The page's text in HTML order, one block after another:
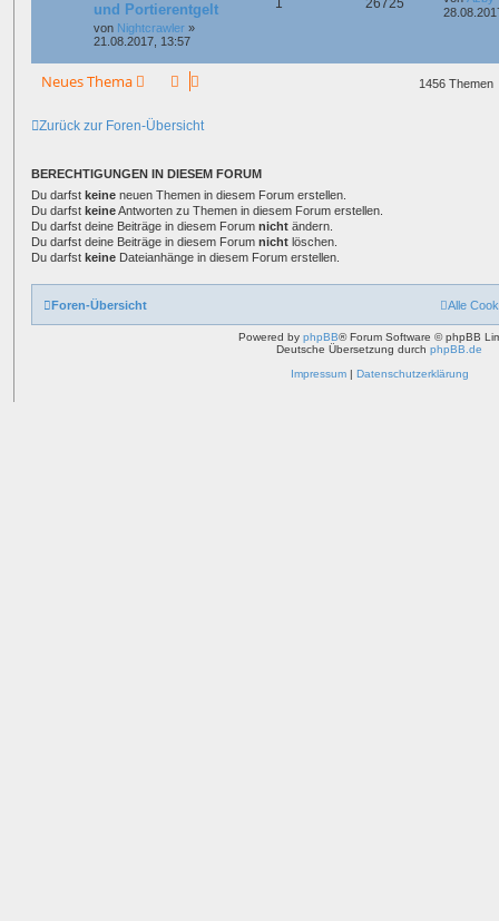
und Portierentgelt
von Nightcrawler »
21.08.2017, 13:57
1 26725
Neues Thema 1456 Themen
Zurück zur Foren-Übersicht
BERECHTIGUNGEN IN DIESEM FORUM
Du darfst keine neuen Themen in diesem Forum erstellen.
Du darfst keineAntworten zu Themen in diesem Forum erstellen.
Du darfst deine Beiträge in diesem Forum nicht ändern.
Du darfst deine Beiträge in diesem Forum nicht löschen.
Du darfst keine Dateianhänge in diesem Forum erstellen.
Foren-Übersicht Alle
Powered by phpBB® Forum Software © phpBB
Deutsche Übersetzung durch phpBB.de
Impressum| Datenschutzerklärung